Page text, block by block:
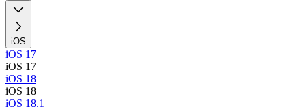
iOS
iOS 17
iOS 17
iOS 18
iOS 18
iOS 18.1